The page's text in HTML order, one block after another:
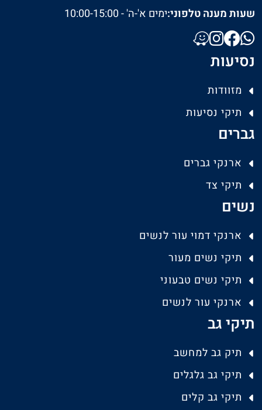
שעות מענה טלפוני:ימים א'-ה' - 10:00-15:00
נסיעות
מזוודות
תיקי נסיעות
גברים
ארנקי גברים
תיקי צד
נשים
ארנקי דמוי עור לנשים
תיקי נשים מעור
תיקי נשים טבעוני
ארנקי עור לנשים
תיקי גב
תיק גב למחשב
תיקי גב גלגלים
תיקי גב קלים